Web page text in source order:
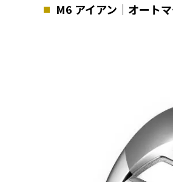
M6 アイアン｜オート